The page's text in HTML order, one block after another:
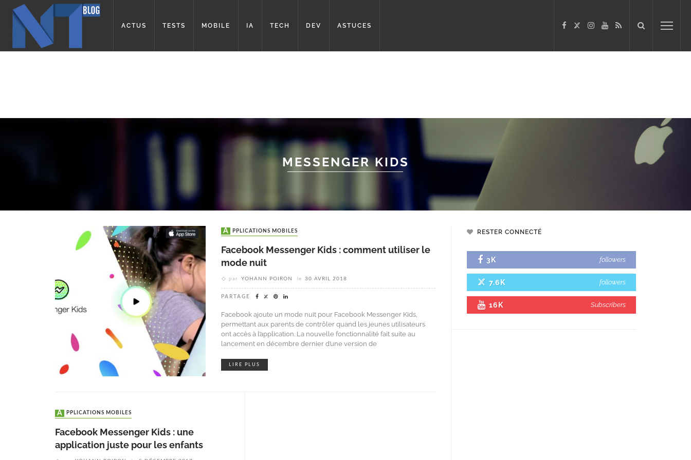
ACTUS TESTS MOBILE IA TECH DEV ASTUCES
MESSENGER KIDS
APPLICATIONS MOBILES
Facebook Messenger Kids : comment utiliser le
mode nuit
par YOHANN POIRON le 30 AVRIL 2018
PARTAGE
Facebook ajoute un mode nuit pour Facebook Messenger Kids,
permettant aux parents de contrôler quand les jeunes utilisateurs
ont accès à l’application. La nouvelle fonctionnalité fait suite au
lancement en décembre dernier d’une version de
LIRE PLUS
APPLICATIONS MOBILES
Facebook Messenger Kids : une
application juste pour les enfants
RESTER CONNECTÉ
3K followers
7.6K followers
16K Subscribers